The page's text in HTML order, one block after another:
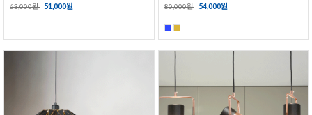
63,000원 51,000원 80,000원 54,000원